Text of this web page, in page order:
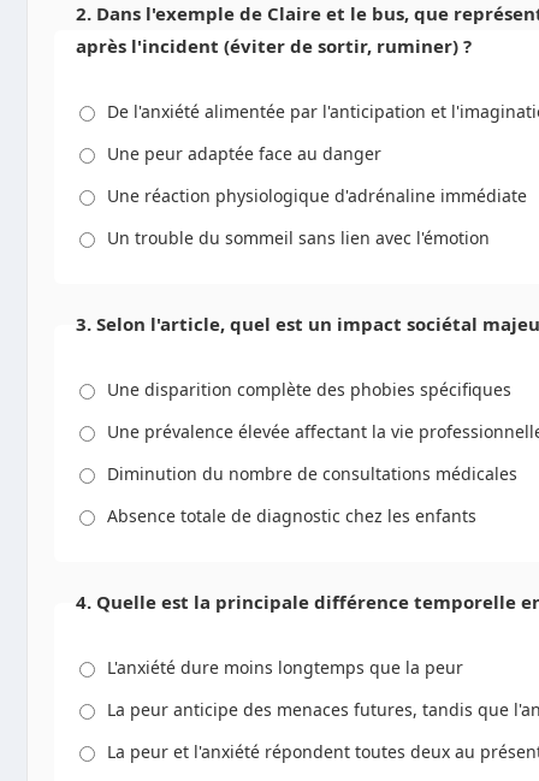
2. Dans l'exemple de Claire et le bus, que
après l'incident (éviter de sortir, ruminer) ?
De l'anxiété alimentée par l'anticipation et
Une peur adaptée face au danger
Une réaction physiologique d'adrénaline immédiate
Un trouble du sommeil sans lien avec l'émotion
3. Selon l'article, quel est un impact sociétal
Une disparition complète des phobies spécifiques
Une prévalence élevée affectant la vie
Diminution du nombre de consultations médicales
Absence totale de diagnostic chez les enfants
4. Quelle est la principale différence temporelle
L'anxiété dure moins longtemps que la peur
La peur anticipe des menaces futures, tandis que
La peur et l'anxiété répondent toutes deux au